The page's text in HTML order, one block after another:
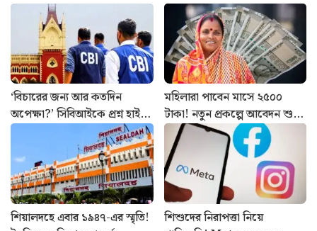
‘বিচারের জন্য আর কতদিন
অপেক্ষা?’ সিবিআইকে প্রশ্ন হাই
কোর্টের, কোন মামলায়?
মহিলারা পাবেন মাসে ২৫০০
টাকা! নতুন প্রকল্পে আবেদন শুরু,
যোগ্যতা জানুন
শিয়ালদহে এবার ১৯৪৭-এর স্মৃতি!
শিশুদের নিরাপত্তা নিয়ে